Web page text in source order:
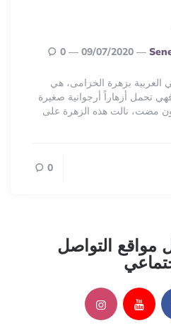
09/07/2020
0
العربية بزهرة الخزامى، هي
تحمل أزهاراً أرجوانية صغيرة
مضت، نالت هذه الزهرة على
0
مواقع التواصل